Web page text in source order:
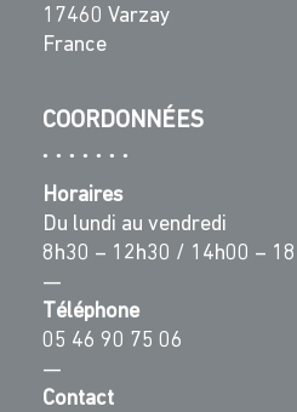
17460 Varzay
France
COORDONNÉES
Horaires
Du lundi au vendredi
8h30 – 12h30 / 14h00 –
—
Téléphone
05 46 90 75 06
—
Contact